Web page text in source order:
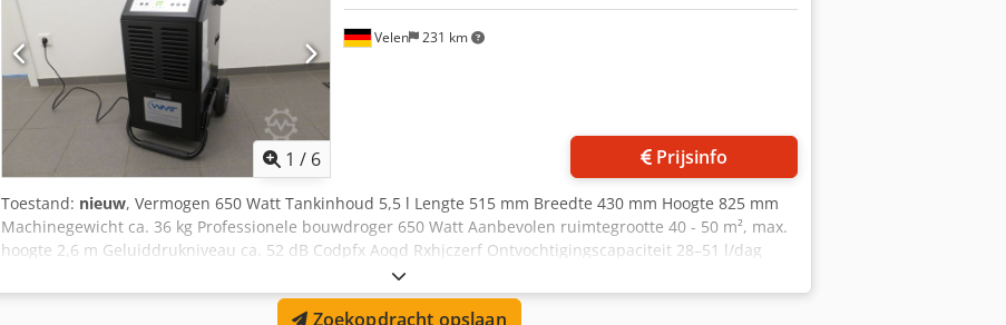
1 / 6
Velen 231 km
Prijsinfo
Toestand: nieuw, Vermogen 650 Watt Tankinhoud 5,5 l Lengte 515 mm Breedte 430 mm Hoogte 825 mm
Machinegewicht ca. 36 kg Professionele bouwdroger 650 Watt Aanbevolen ruimtegrootte 40 - 50 m², max.
hoogte 2,6 m Geluiddrukniveau ca. 52 dB Codpfx Aoqd Rxhjczerf Ontvochtigingscapaciteit 28–51 l/dag
Zoekopdracht opslaan